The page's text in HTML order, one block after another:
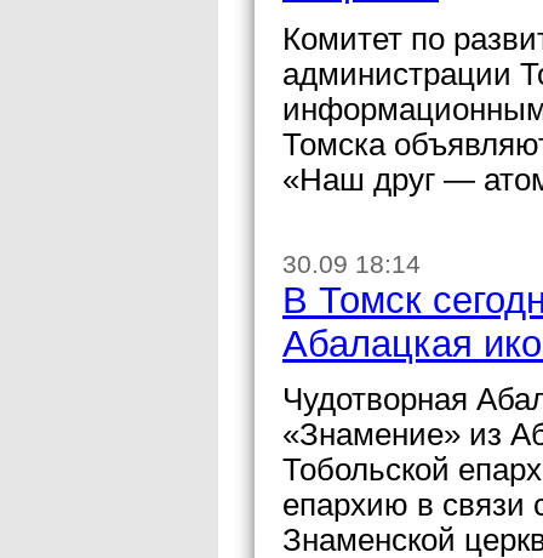
Комитет по
администрации
информационным
Томска
«Наш друг —
30.09 18:14
В Томск
Абалацкая
Чудотворная
«Знамение» из
Тобольской
епархию в связи
Знаменской